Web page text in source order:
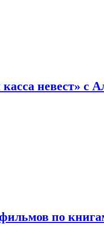
невест» с
по